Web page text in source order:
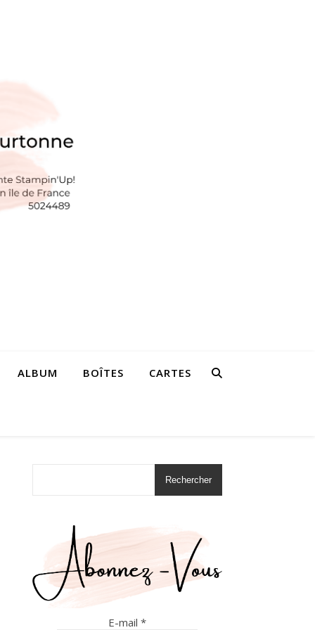
ALBUM BOÎTES CARTES
Rechercher
E-mail *